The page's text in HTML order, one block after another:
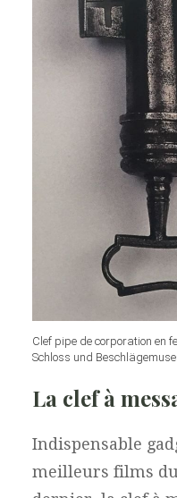
Clef pipe de corporation en
Schloss und
La clef à
Indispensable
meilleurs films